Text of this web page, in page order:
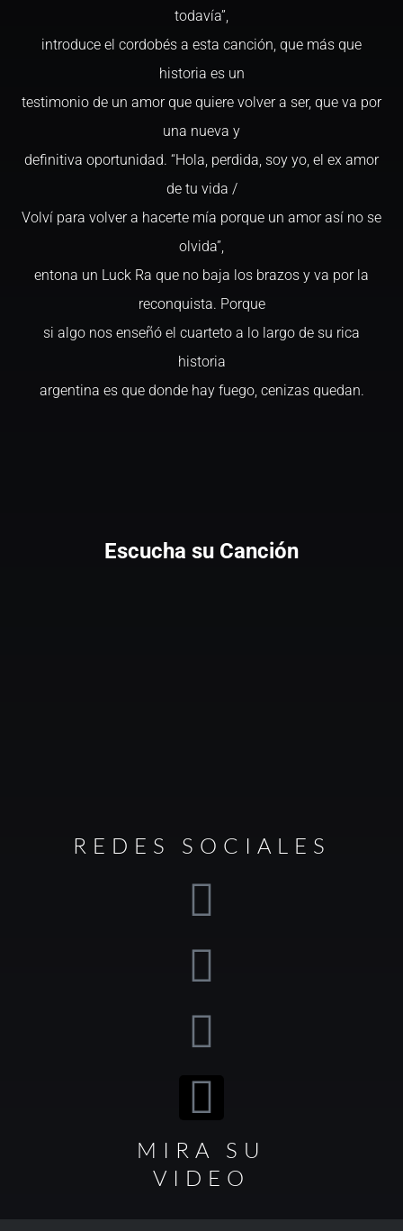
todavía”,
introduce el cordobés a esta canción, que más que
historia es un
testimonio de un amor que quiere volver a ser, que va por
una nueva y
definitiva oportunidad. “Hola, perdida, soy yo, el ex amor
de tu vida /
Volví para volver a hacerte mía porque un amor así no se
olvida”,
entona un Luck Ra que no baja los brazos y va por la
reconquista. Porque
si algo nos enseñó el cuarteto a lo largo de su rica
historia
argentina es que donde hay fuego, cenizas quedan.
Escucha su Canción
REDES SOCIALES
MIRA SU
VIDEO